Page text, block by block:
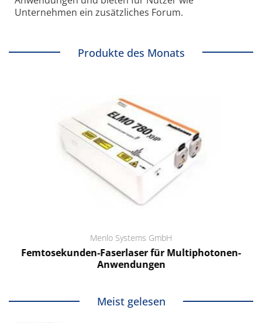
Unternehmen ein zusätzliches Forum.
Produkte des Monats
Menlo Systems GmbH
Femtosekunden-Faserlaser für Multiphotonen-
Anwendungen
Meist gelesen